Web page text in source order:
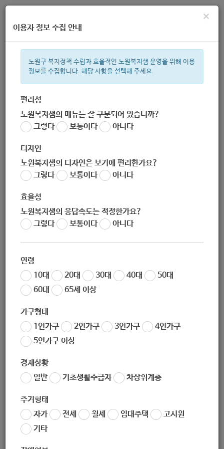
주간 인기검색어
한눈으로 보는 복지 정보
×
이용자 정보 수집 안내
노원구 복지정책 수립과 효율적인 노원복지샘 운영을 위해 이용
정보를 수집합니다. 해당 사항을 선택해 주세요.
편리성
노원복지샘의 메뉴는 잘 구분되어 있습니까?
그렇다
보통이다 아니다
디자인
노원복지샘의 디자인은 보기에 편리한가요?
그렇다
보통이다 아니다
효율성
노원복지샘의 응답속도는 적정한가요?
그렇다
보통이다 아니다
연령
10대
20대 30대 40대
50대
60대
65세 이상
가구형태
1인가구
2인가구 3인가구
4인가구
5인가구 이상
경제상황
일반
기초생활수급자 차상위계층
주거형태
자가
전세 월세 임대주택
고시원
기타
[노원구청] (코로나19) 11.24.(화) 0시부터 2주간 수도권 사회
적 거리두기 2단계로 격상(중앙재난대책본부)
작성자 노원 복지샘
작성일 2020-11-23 11:17
좋아요0 싫어요
목록보기